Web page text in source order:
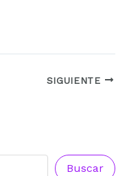
SIGUIENTE
Buscar